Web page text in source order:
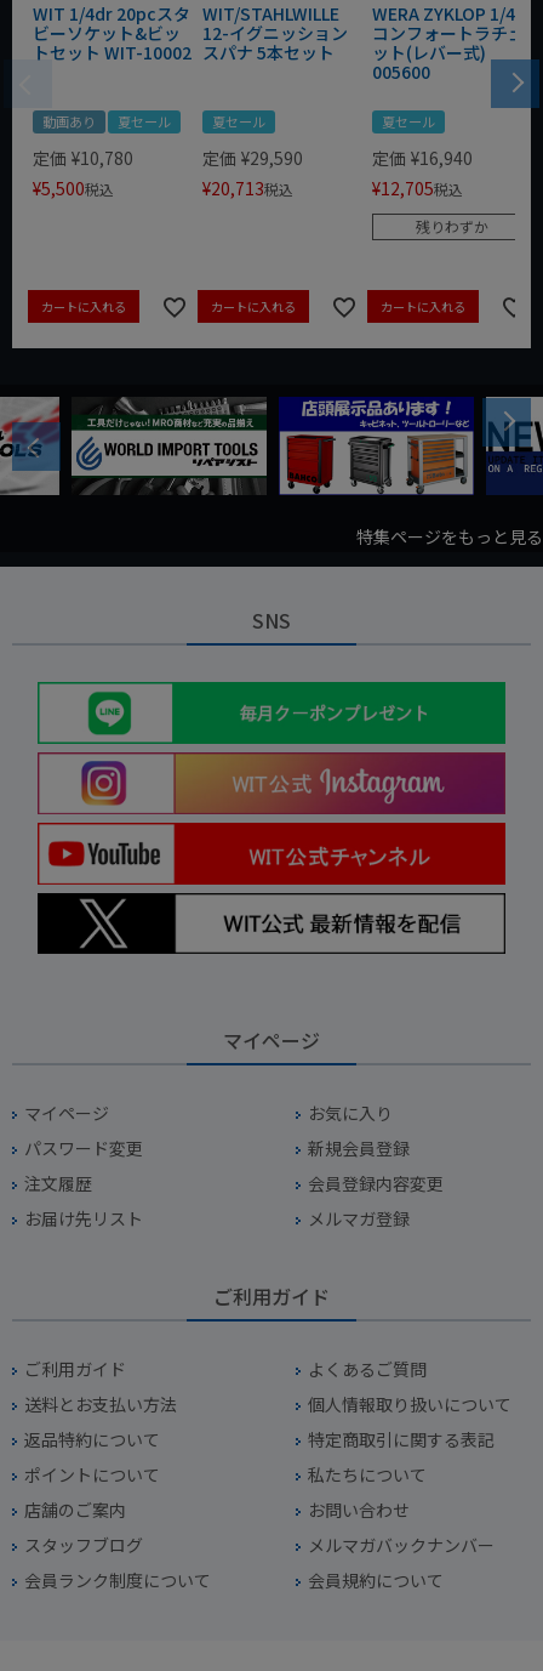
WIT 1/4dr 20pcスタ
ビーソケット&ビッ
トセット WIT-10002
動画あり 夏セール
定価 ¥10,780
¥5,500税込
カートに入れる
WIT/STAHLWILLE
12-イグニッション
スパナ 5本セット
夏セール
定価 ¥29,590
¥20,713税込
カートに入れる
WERA ZYKLOP 1/4"
コンフォートラチェ
ット(レバー式)
005600
夏セール
定価 ¥16,940
¥12,705税込
残りわずか
カートに入れる
Previous
Next
特集ページをもっと見る
SNS
マイページ
マイページ
お気に入り
パスワード変更
新規会員登録
注文履歴
会員登録内容変更
お届け先リスト
メルマガ登録
ご利用ガイド
ご利用ガイド
よくあるご質問
送料とお支払い方法
個人情報取り扱いについて
返品特約について
特定商取引に関する表記
ポイントについて
私たちについて
店舗のご案内
お問い合わせ
スタッフブログ
メルマガバックナンバー
会員ランク制度について
会員規約について